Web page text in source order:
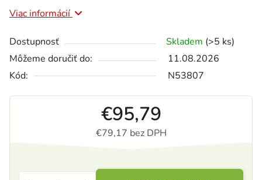
Viac informácií
Dostupnosť Skladem (>5 ks)
Môžeme doručiť do:
11.08.2026
Kód:
N53807
€95,79
€79,17 bez DPH